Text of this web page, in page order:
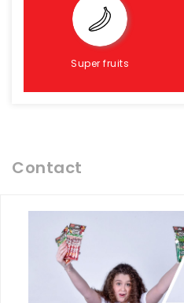
Super fruits
Contact